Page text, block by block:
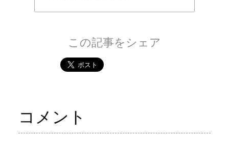
この記事をシェア